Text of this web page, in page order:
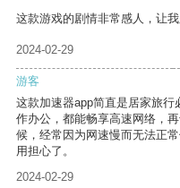
这款游戏的剧情非常感人，让我
2024-02-29
游客
这款加速器app简直是居家旅
作办公，都能畅享高速网络，
候，经常因为网速慢而无法正
用担心了。
2024-02-29